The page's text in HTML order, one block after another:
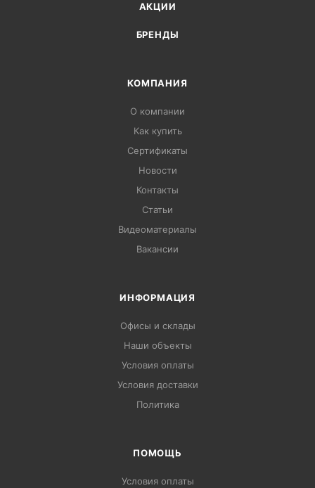
АКЦИИ
БРЕНДЫ
КОМПАНИЯ
О компании
Как купить
Сертификаты
Новости
Контакты
Статьи
Видеоматериалы
Вакансии
ИНФОРМАЦИЯ
Офисы и склады
Наши объекты
Условия оплаты
Условия доставки
Политика
ПОМОЩЬ
Условия оплаты